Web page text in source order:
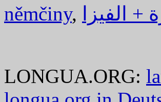
němčiny, + الفيزا
LONGUA.ORG: